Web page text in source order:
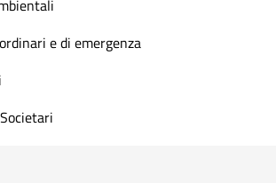
e di emergenza